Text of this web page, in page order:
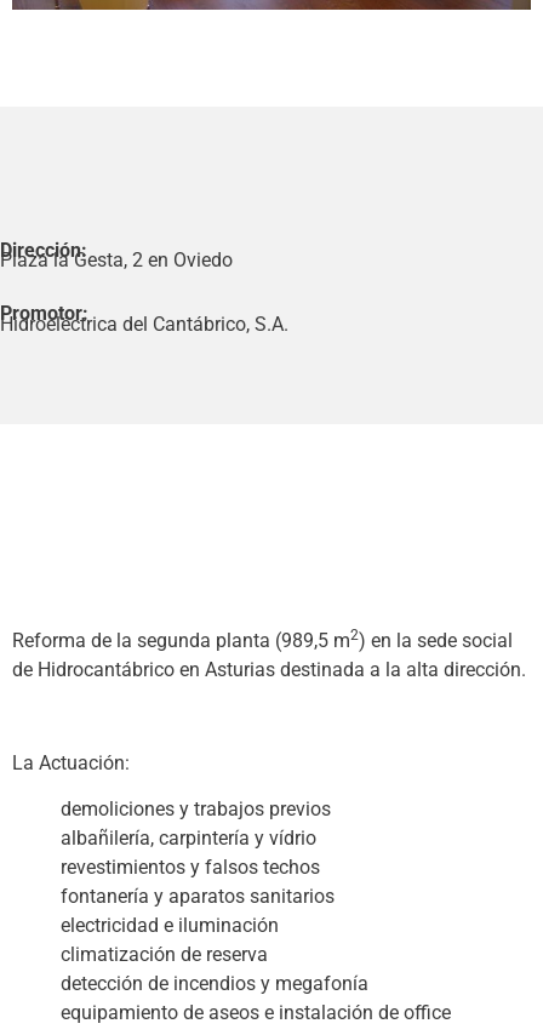
Dirección:
Plaza la Gesta, 2 en Oviedo
Promotor:
Hidroeléctrica del Cantábrico, S.A.
Reforma de la segunda planta (989,5 m2) en la sede social
de Hidrocantábrico en Asturias destinada a la alta dirección.
La Actuación:
demoliciones y trabajos previos
albañilería, carpintería y vídrio
revestimientos y falsos techos
fontanería y aparatos sanitarios
electricidad e iluminación
climatización de reserva
detección de incendios y megafonía
equipamiento de aseos e instalación de office